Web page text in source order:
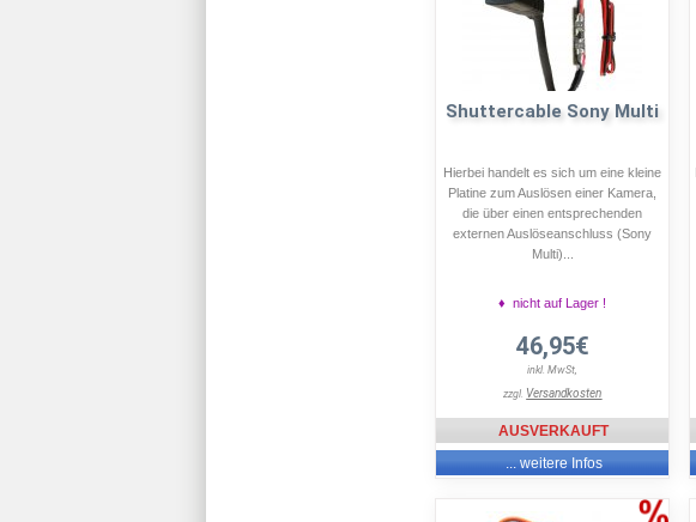
Shuttercable Sony Multi
Hierbei handelt es sich um eine kleine
Platine zum Auslösen einer Kamera,
die über einen entsprechenden
externen Auslöseanschluss (Sony
Multi)...
♦ nicht auf Lager !
46,95€
inkl. MwSt,
zzgl. Versandkosten
AUSVERKAUFT
... weitere Infos